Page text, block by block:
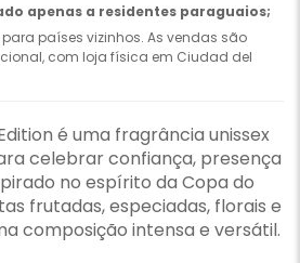
apenas a residentes paraguaios;
países vizinhos. As vendas são
com loja física em Ciudad del
é uma fragrância unissex
celebrar confiança, presença
no espírito da Copa do
frutadas, especiadas, florais e
composição intensa e versátil.